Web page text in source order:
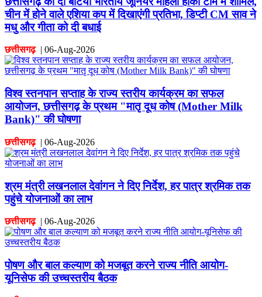
चीन में होने वाले एशिया कप में दिखाएंगी प्रतिभा, डिप्टी CM साव ने
मधु और गीता को दी बधाई
छत्तीसगढ़| 06-Aug-2026
विश्व स्तनपान सप्ताह के राज्य स्तरीय कार्यक्रम का सफल
आयोजन, छत्तीसगढ़ के प्रथम "मातृ दूध कोष (Mother Milk
Bank)" की घोषणा
छत्तीसगढ़| 06-Aug-2026
श्रम मंत्री लखनलाल देवांगन ने दिए निर्देश, हर पात्र श्रमिक तक
पहुंचे योजनाओं का लाभ
छत्तीसगढ़| 06-Aug-2026
पोषण और बाल कल्याण को मजबूत करने राज्य नीति आयोग-
यूनिसेफ की उच्चस्तरीय बैठक